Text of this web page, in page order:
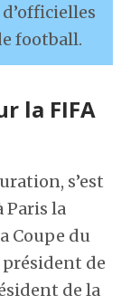
football.
la FIFA
s’est
Paris la
Coupe du
président de
de la